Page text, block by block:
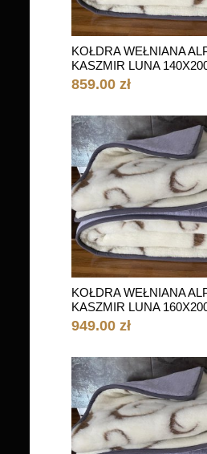
KOŁDRA WEŁNIANA
KASZMIR LUNA
859.00 zł
KOŁDRA WEŁNIANA
KASZMIR LUNA
949.00 zł